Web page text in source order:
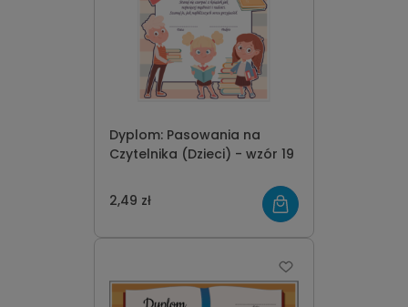
Dyplom: Pasowania na
Czytelnika (Dzieci) - wzór 19
2,49 zł